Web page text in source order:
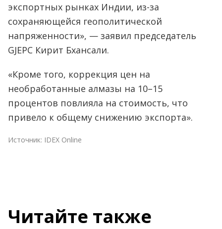
экспортных рынках Индии, из-за
сохраняющейся геополитической
напряженности», — заявил председатель
GJEPC Кирит Бхансали.
«Кроме того, коррекция цен на
необработанные алмазы на 10–15
процентов повлияла на стоимость, что
привело к общему снижению экспорта».
Источник: IDEX Online
Читайте также